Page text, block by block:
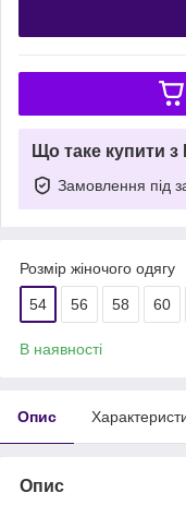
Що таке купити
Замовлення під
Розмір жіночого одягу
54 56 58 60
В наявності
Опис
Опис